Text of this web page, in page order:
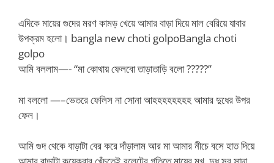
এদিকে মায়ের গুদের মরণ কামড় খেয়ে আমার বাড়া দিয়ে মাল বেরিয়ে যাবার
উপক্রম হলো। bangla new choti golpoBangla choti
golpo
আমি বললাম—- “মা কোথায় ফেলবো তাড়াতাড়ি বলো ?????”
মা বললো —–ভেতরে ফেলিস না সোনা আহহহহহহহহ আমার দুধের উপর
ফেল।
আমি গুদ থেকে বাড়াটা বের করে দাঁড়ালাম আর মা আমার নীচে বসে হাত দিয়ে